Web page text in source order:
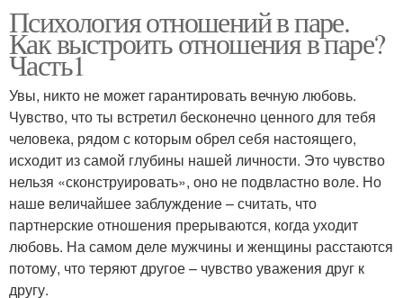
Психология отношений в паре.
Как выстроить отношения в паре?
Часть1
Увы, никто не может гарантировать вечную любовь.
Чувство, что ты встретил бесконечно ценного для тебя
человека, рядом с которым обрел себя настоящего,
исходит из самой глубины нашей личности. Это чувство
нельзя «сконструировать», оно не подвластно воле. Но
наше величайшее заблуждение – считать, что
партнерские отношения прерываются, когда уходит
любовь. На самом деле мужчины и женщины расстаются
потому, что теряют другое – чувство уважения друг к
другу.